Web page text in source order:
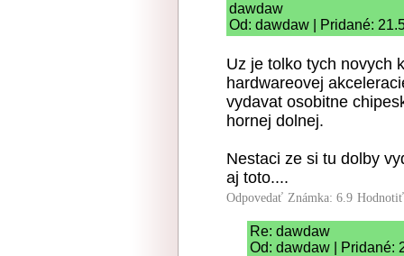
dawdaw
Od: dawdaw | Pridané:
Uz je tolko tych novych
hardwareovej
vydavat osobitne
hornej dolnej.
Nestaci ze si tu dolby
aj toto....
Odpovedať Známka: 6.9
Re: dawdaw
Od: dawdaw | Pridané: